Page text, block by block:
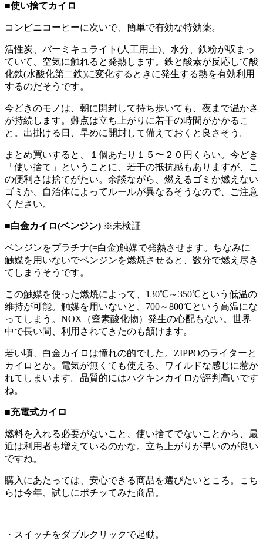
■使い捨てカイロ
コンビニコーヒーに次いで、簡単で有効な特効薬。
活性炭、バーミキュライト(人工用土)、水分、鉄粉が収まっ
ていて、空気に触れると発熱します。鉄と酸素が反応して酸
化鉄(水酸化第二鉄)に変化するときに発生する熱を有効利用
するのだそうです。
今どきのモノは、朝に開封して持ち歩いても、夜まで温かさ
が持続します。難点は立ち上がりに若干の時間がかかるこ
と。出掛ける日、早めに開封して備えておくと良さそう。
まとめ買いすると、１個あたり１５〜２０円くらい。今どき
「使い捨て」ということに、若干の抵抗感もありますが、こ
の便利さは捨てがたい。余談ながら、燃えるゴミか燃えない
ゴミか、自治体によってルールが異なるそうなので、ご注意
ください。
■白金カイロ(ベンジン) ※未検証
ベンジンをプラチナ(=白金)触媒で発熱させます。ちなみに
触媒を用いないでベンジンを燃焼させると、数分で燃え尽き
てしまうそうです。
この触媒を使った燃焼によって、130℃～350℃という低温の
維持が可能。触媒を用いないと、700～800℃という高温にな
ってしまう。NOX（窒素酸化物）発生の心配もない。世界
中で長い間、利用されてきたのも頷けます。
若い頃、白金カイロは憧れの的でした。ZIPPOのライターと
カイロとか。電気が無くても使える、ワイルドな感じに惹か
れてしまいます。品質的にはハクキンカイロが評判高いです
ね。
■充電式カイロ
燃料を入れる必要がないこと、使い捨てでないことから、最
近は利用者も増えているのかな。立ち上がりが早いのが良い
ですね。
購入にあたっては、安心できる商品を選びたいところ。こち
らは今年、試しにポチッてみた商品。
・スイッチをダブルクリックで起動。